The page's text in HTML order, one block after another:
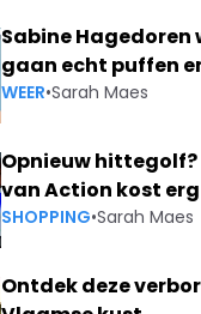
Sabine Hagedoren
gaan echt puffen
WEER•Sarah Maes
Opnieuw
van Action kost
SHOPPING•Sarah Maes
Ontdek deze